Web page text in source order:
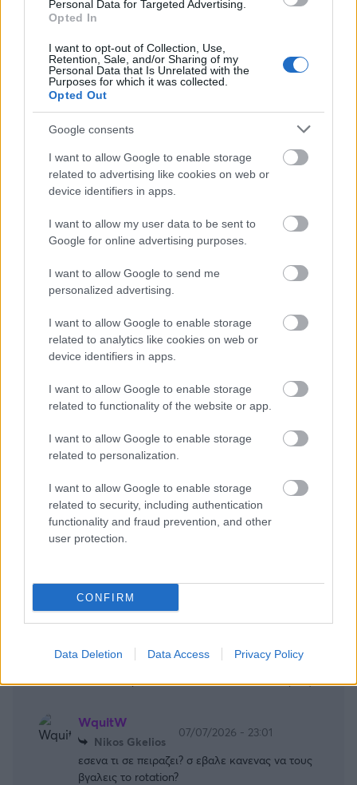
Personal Data for Targeted Advertising.
Opted In
I want to opt-out of Collection, Use,
Retention, Sale, and/or Sharing of my
Personal Data that Is Unrelated with the
Purposes for which it was collected.
Opted Out
Google consents
I want to allow Google to enable storage
related to advertising like cookies on web or
device identifiers in apps.
I want to allow my user data to be sent to
Google for online advertising purposes.
I want to allow Google to send me
personalized advertising.
I want to allow Google to enable storage
related to analytics like cookies on web or
device identifiers in apps.
I want to allow Google to enable storage
related to functionality of the website or app.
I want to allow Google to enable storage
related to personalization.
I want to allow Google to enable storage
related to security, including authentication
functionality and fraud prevention, and other
user protection.
CONFIRM
Data Deletion Data Access Privacy Policy
Nikos Gkelios
07/07/2026 - 21:52
Γιαμπουσελε Χεις Ντειβις Γκραντ Οσμαν
μεταγραφή στον ασσο Μπαντιο Μπονγκα . 10
ξένους . Άντε βρείτε ποιοι 4 θα κοπούν στο
ελληνικό πρωτάθλημα . Οποίοι και να κοπούν η
γκρίνια θα είναι τεράστια στα αποδυτήρια. Το ίδιο
και σε εμάς αν και ο Γουορντ ο Τζόζεφ ο Χολ ας
Μακινταιρ Μοντερο Μιλου Τζοουνς Φουρνιε
μεταγραφή είναι τελείως άλλα δεδομένα .
Nikos Gkelios
08/07/2026 - 08:57
Να ρωτήσω κάτι εγώ;;ο Ολυμπιακός ποιους έξι
Έλληνες θα έχει;
Απάντησε
Juve-Pao-RESP...
Το σχόλιο σου ξεκινάει,Ο ΠΑΟ θα έχει.... Και εγώ
ΞΕΡΕΙ.
WquitW
Nikos Gkelios
07/07/2026 - 23:01
εσενα τι σε πειραζει? σ εβαλε κανενας να τους
βγαλεις το rotation?